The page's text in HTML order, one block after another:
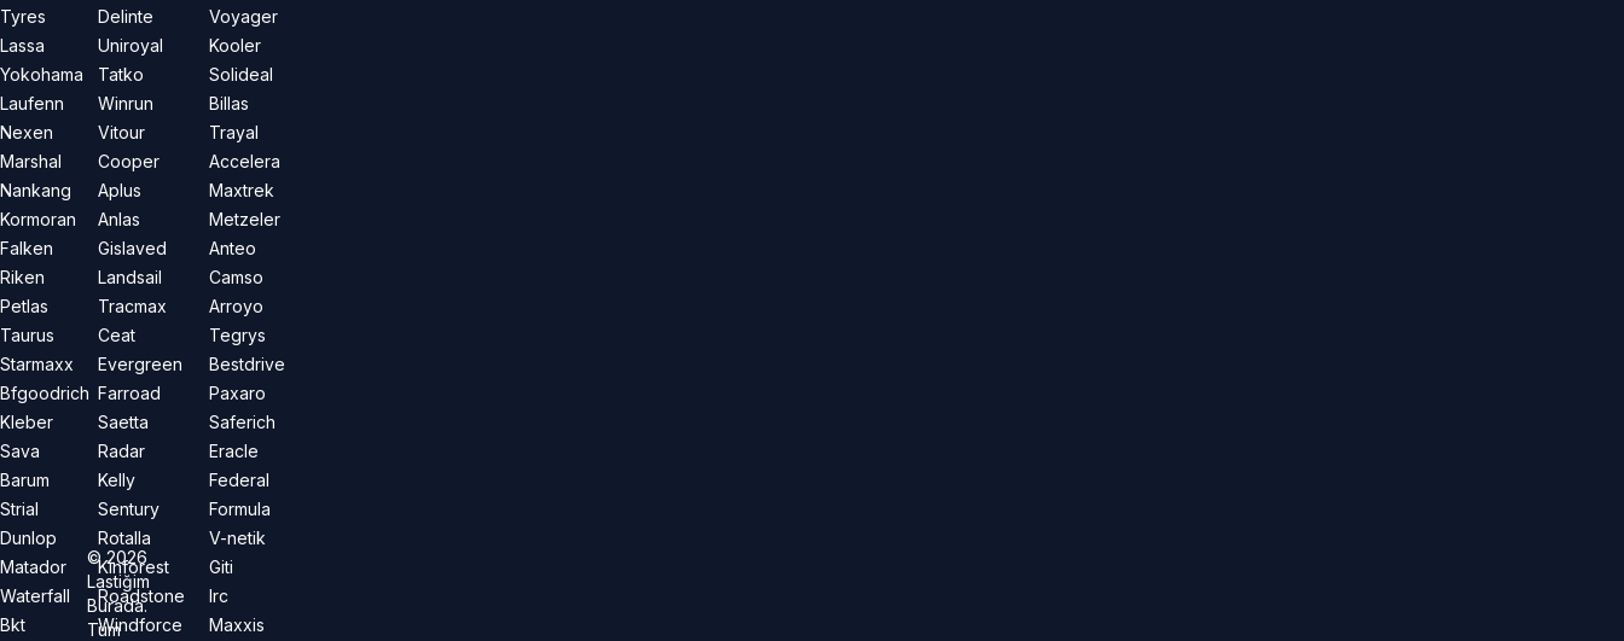
Tyres
Lassa
Yokohama
Laufenn
Nexen
Marshal
Nankang
Kormoran
Falken
Riken
Petlas
Taurus
Starmaxx
Bfgoodrich
Kleber
Sava
Barum
Strial
Dunlop
Matador
Waterfall
Bkt
Delinte
Uniroyal
Tatko
Winrun
Vitour
Cooper
Aplus
Anlas
Gislaved
Landsail
Tracmax
Ceat
Evergreen
Farroad
Saetta
Radar
Kelly
Sentury
Rotalla
Kinforest
Roadstone
Windforce
Voyager
Kooler
Solideal
Billas
Trayal
Accelera
Maxtrek
Metzeler
Anteo
Camso
Arroyo
Tegrys
Bestdrive
Paxaro
Saferich
Eracle
Federal
Formula
V-netik
Giti
Irc
Maxxis
©2026
Lastiğim
Burada.
Tüm